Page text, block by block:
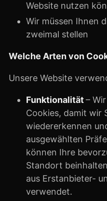
Website nutzen
Wir müssen Ihnen
zweimal stellen
Welche Arten von
Unsere Website
Funktionalität–
Cookies, damit wir
wiedererkennen
ausgewählten
können Ihre
Standort
aus Erstanbieter-
verwendet.